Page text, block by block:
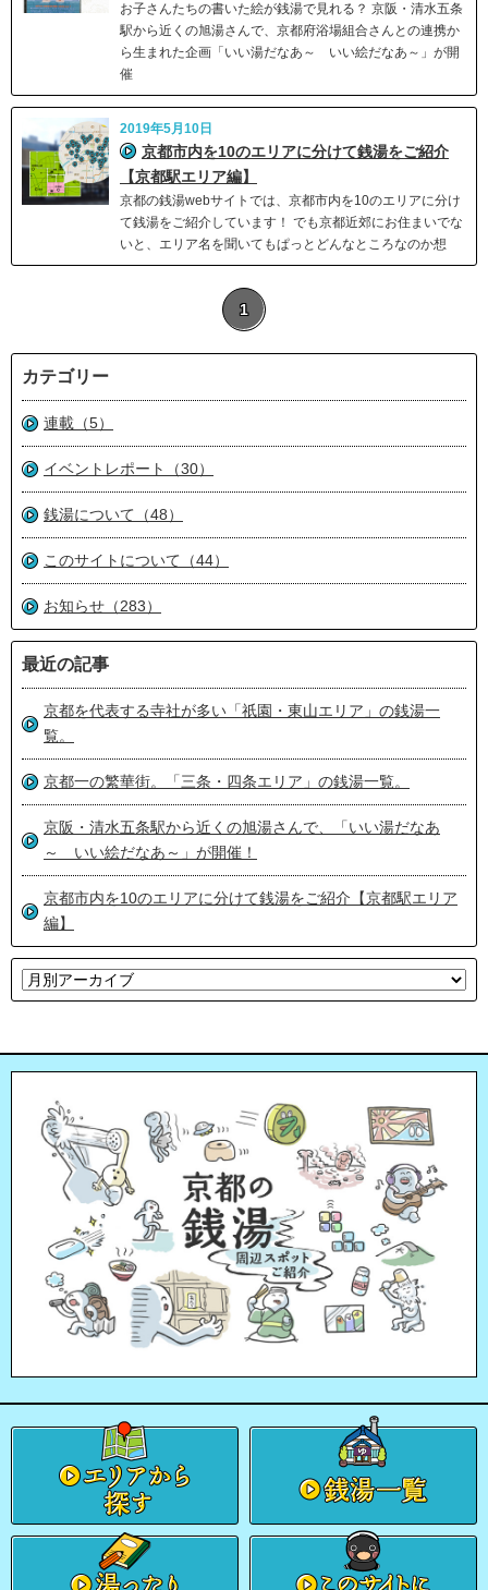
お子さんたちの書いた絵が銭湯で見れる？ 京阪・清水五条
駅から近くの旭湯さんで、京都府浴場組合さんとの連携か
ら生まれた企画「いい湯だなあ～ いい絵だなあ～」が開
催
2019年5月10日
京都市内を10のエリアに分けて銭湯をご紹介
【京都駅エリア編】
京都の銭湯webサイトでは、京都市内を10のエリアに分け
て銭湯をご紹介しています！ でも京都近郊にお住まいでな
いと、エリア名を聞いてもぱっとどんなところなのか想
1
カテゴリー
連載（5）
イベントレポート（30）
銭湯について（48）
このサイトについて（44）
お知らせ（283）
最近の記事
京都を代表する寺社が多い「祇園・東山エリア」の銭湯一
覧。
京都一の繁華街。「三条・四条エリア」の銭湯一覧。
京阪・清水五条駅から近くの旭湯さんで、「いい湯だなあ
～ いい絵だなあ～」が開催！
京都市内を10のエリアに分けて銭湯をご紹介【京都駅エリア
編】